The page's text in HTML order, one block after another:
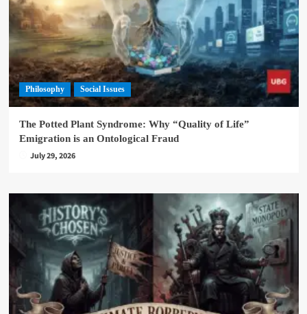
Philosophy Social Issues
The Potted Plant Syndrome: Why “Quality of Life”
Emigration is an Ontological Fraud
July 29, 2026